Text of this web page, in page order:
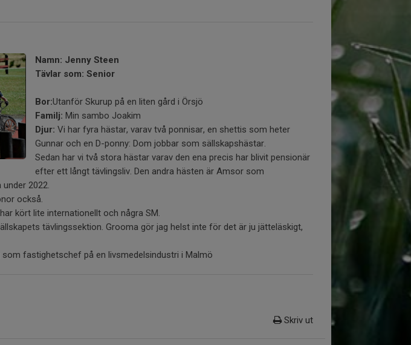
Namn: Jenny Steen
Tävlar som: Senior
Bor:Utanför Skurup på en liten gård i Örsjö
Familj: Min sambo Joakim
Djur: Vi har fyra hästar, varav två ponnisar, en shettis som heter
Gunnar och en D-ponny: Dom jobbar som sällskapshästar.
Sedan har vi två stora hästar varav den ena precis har blivit pensionär
efter ett långt tävlingsliv. Den andra hästen är Amsor som
2022.
också.
kört lite internationellt och några SM.
tävlingssektion. Grooma gör jag helst inte för det är ju jätteläskigt,
fastighetschef på en livsmedelsindustri i Malmö
Skriv ut